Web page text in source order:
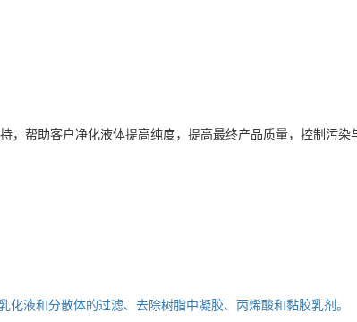
帮助客户净化液体提高纯度，提高最终产品质量，控制污
液和分散体的过滤、去除树脂中凝胶、丙烯酸和黏胶乳剂。